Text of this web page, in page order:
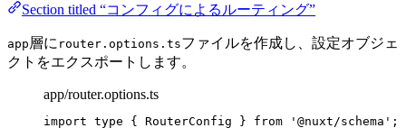
Section titled “コンフィグによるルーティング”
app 層に router.options.tsファイルを作成し、設定オブジェ
クトをエクスポートします。
app/router.options.ts
import type { RouterConfig } from ' @nuxt/schema ' ;